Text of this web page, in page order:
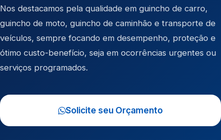
Nos destacamos pela qualidade em guincho de carro,
guincho de moto, guincho de caminhão e transporte de
veículos, sempre focando em desempenho, proteção e
ótimo custo-benefício, seja em ocorrências urgentes ou
serviços programados.
Solicite seu Orçamento